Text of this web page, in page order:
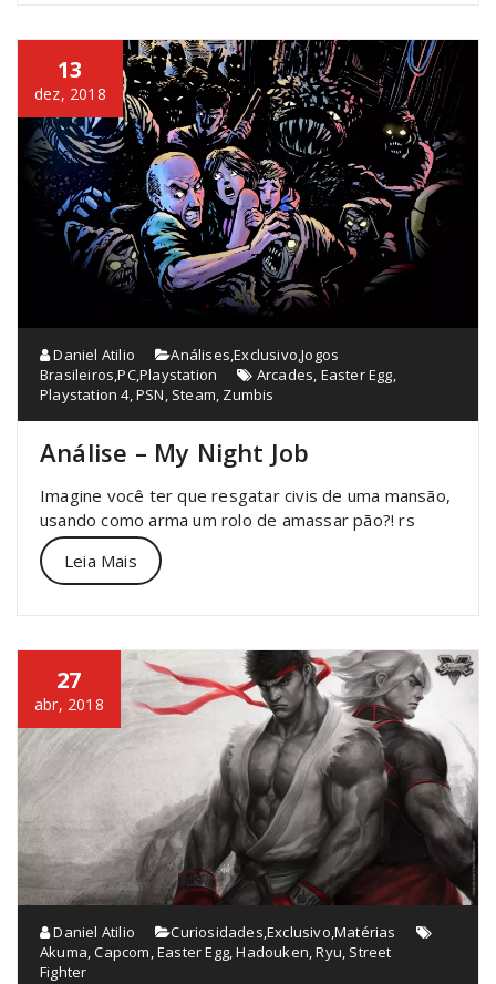
13
dez, 2018
Daniel Atilio Análises ,Exclusivo ,Jogos
Brasileiros ,PC,Playstation Arcades Easter Egg
Playstation 4,PSN Steam Zumbis
Análise – My Night Job
Imagine você ter que resgatar civis de uma mansão,
usando como arma um rolo de amassar pão?! rs
Leia Mais
27
abr, 2018
Daniel Atilio Curiosidades,Exclusivo,Matérias
Akuma,Capcom,Easter Egg,Hadouken,Ryu, Street
Fighter